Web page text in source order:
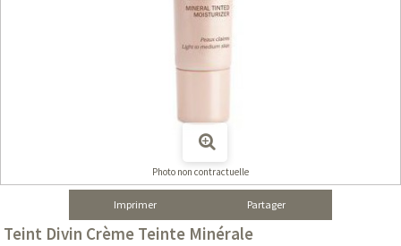
Photo non contractuelle
Imprimer Partager
Teint Divin Crème Teinte Minérale